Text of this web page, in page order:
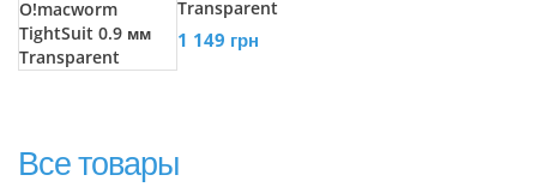
Transparent
1 149 грн
Все товары